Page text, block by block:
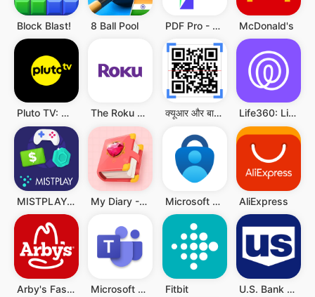
Block Blast! 8 Ball Pool PDF Pro - Reader & Maker McDonald's
Pluto TV: Watch Free Movies/TV The Roku App (Official) क्यूआर और बारकोड स्कैनर Life360: Live Location Sharing
MISTPLAY: Play to Earn Money My Diary - Diary With Lock Microsoft Authenticator AliExpress
Arby's Fast Food Sandwiches Microsoft Teams Fitbit U.S. Bank Mobile Banking